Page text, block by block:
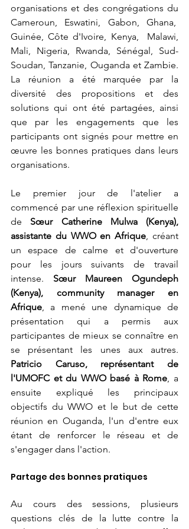
organisations et des congrégations du
Cameroun, Eswatini, Gabon, Ghana,
Guinée, Côte d'Ivoire, Kenya,  Malawi,
Mali, Nigeria, Rwanda, Sénégal, Sud-
Soudan, Tanzanie, Ouganda et Zambie.
La réunion a été marquée par la
diversité des propositions et des
solutions qui ont été partagées, ainsi
que par les engagements que les
participants ont signés pour mettre en
œuvre les bonnes pratiques dans leurs
organisations.
Le premier jour de l'atelier a
commencé par une réflexion spirituelle
de Sœur Catherine Mulwa (Kenya),
assistante du WWO en Afrique, créant
un espace de calme et d'ouverture
pour les jours suivants de travail
intense. Sœur
Maureen Ogundeph
(Kenya), community manager en
Afrique, a mené une dynamique de
présentation qui a permis aux
participantes de mieux se connaître en
Patricio Caruso, représentant de
l'UMOFC et du WWO basé à Rome, a
ensuite expliqué les principaux
objectifs du WWO et le but de cette
réunion en Ouganda, l'un d'entre eux
étant de renforcer le réseau et de
s'engager dans l'action.
Partage des bonnes pratiques
Au cours des sessions, plusieurs
questions clés de la lutte contre la